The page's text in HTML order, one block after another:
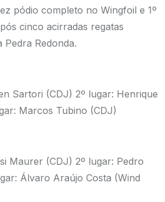
pódio completo no Wingfoil e 1º
cinco acirradas regatas
Pedra Redonda.
Sartori (CDJ) 2º lugar: Henrique
Marcos Tubino (CDJ)
Maurer (CDJ) 2º lugar: Pedro
Álvaro Araújo Costa (Wind